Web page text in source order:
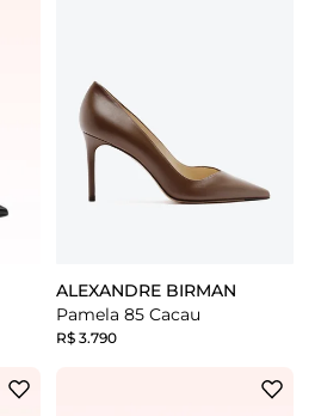
ALEXANDRE BIRMAN
Pamela 85 Cacau
R$ 3.790